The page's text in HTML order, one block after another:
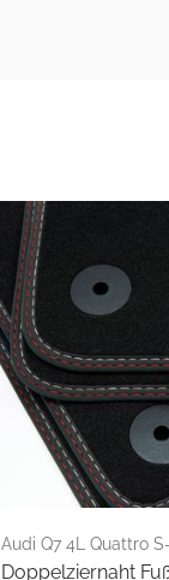
Audi Q7 4L Quattro
06/2015
Doppelziernaht